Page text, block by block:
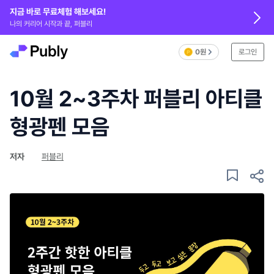
지금 바로 무료체험 해보세요!
나의 커리어 시작과 끝, 퍼블리
0원 로그인
10월 2~3주차 퍼블리 아티클
형광펜 모음
저자 퍼블리